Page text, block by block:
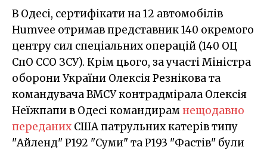
В Одесі, сертифікати на 12 автомобілів
Humvee отримав представник 140 окремого
центру сил спеціальних операцій (140 ОЦ
СпО ССО ЗСУ). Крім цього, за участі Міністра
оборони України Олексія Резнікова та
командувача ВМСУ контрадмірала Олексія
Неїжпапи в Одесі командирамнещодавно
переданих США патрульних катерів типу
"Айленд" Р192 "Суми" та Р193 "Фастів" були